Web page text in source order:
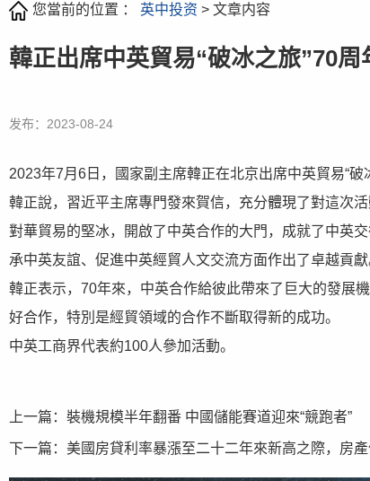
您當前的位置 ： 英中投资 > 文章内容
韓正出席中英貿易“破冰之旅”70周
发布：2023-08-24
2023年7月6日，國家副主席韓正在北京出席中英貿易“
韓正說，習近平主席專門發來賀信，充分體現了對這次
對華貿易的堅冰，開啟了中英合作的大門，成就了中英
承中英友誼、促進中英經貿人文交流方面作出了卓越貢獻
韓正表示，70年來，中英合作給彼此帶來了巨大的發展
好合作，特別是經貿領域的合作不斷取得新的成功。
中英工商界代表約100人參加活動。
上一篇： 裝機規模半年翻番 中國儲能賽道迎來“競跑者”
下一篇： 美國房貸利率暴漲至二十二年來新高之際，房